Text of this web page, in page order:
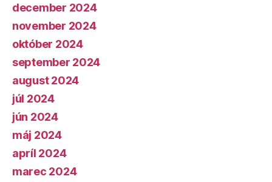
december 2024
november 2024
október 2024
september 2024
august 2024
júl 2024
jún 2024
máj 2024
apríl 2024
marec 2024